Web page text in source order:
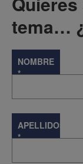
tema…
NOMBRE
*
APELLIDOS
*